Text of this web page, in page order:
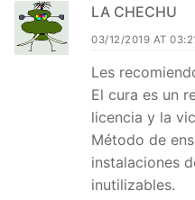
LA CHECHU
03/12/2019 AT
Les
El cura es un
licencia y la
Método de
instalaciones
inutilizables.